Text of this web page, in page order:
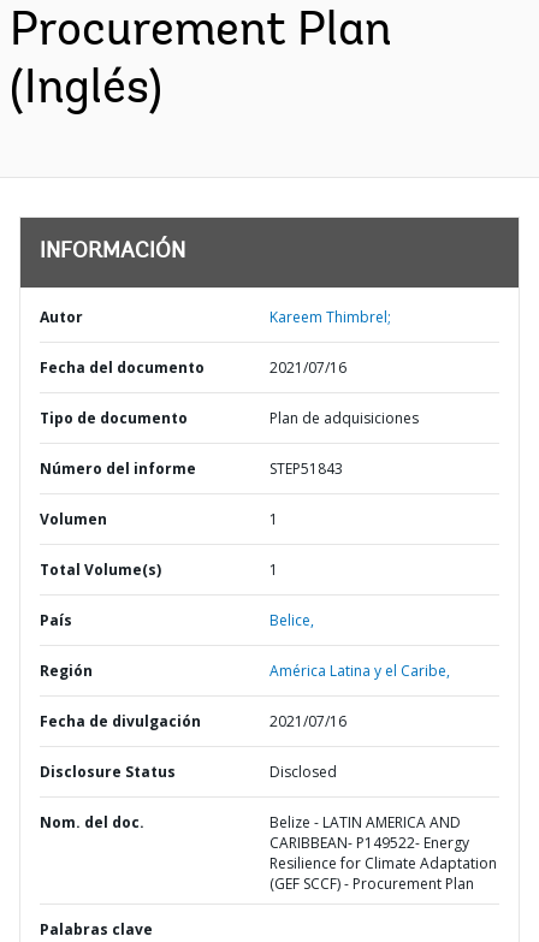
Procurement Plan
(Inglés)
INFORMACIÓN
Autor Kareem Thimbrel;
Fecha del documento 2021/07/16
Tipo de documento Plan de adquisiciones
Número del informe STEP51843
Volumen 1
Total Volume(s) 1
País Belice,
Región América Latina y el Caribe,
Fecha de divulgación 2021/07/16
Disclosure Status Disclosed
Nom. del doc.
Belize - LATIN AMERICA AND
CARIBBEAN- P149522- Energy
Resilience for Climate Adaptation
(GEF SCCF) - Procurement Plan
Palabras clave